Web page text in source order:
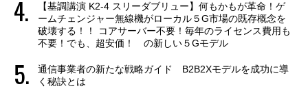
【基調講演 K2-4 スリーダブリュー】何もかもが革命！ゲ
ームチェンジャー無線機がローカル５G市場の既存概念を
破壊する！！ コアサーバー不要！毎年のライセンス費用も
不要！でも、超安価！ の新しい５Gモデル
通信事業者の新たな戦略ガイド B2B2Xモデルを成功に導
く秘訣とは